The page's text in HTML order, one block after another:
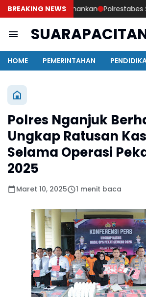
BREAKING NEWS
Pengedar Diamankan Polrestabes
HOME PEMERINTAHAN
Polres Nganjuk
Ungkap Ratusan
Selama Operasi
2025
Maret 10, 2025 1 menit baca